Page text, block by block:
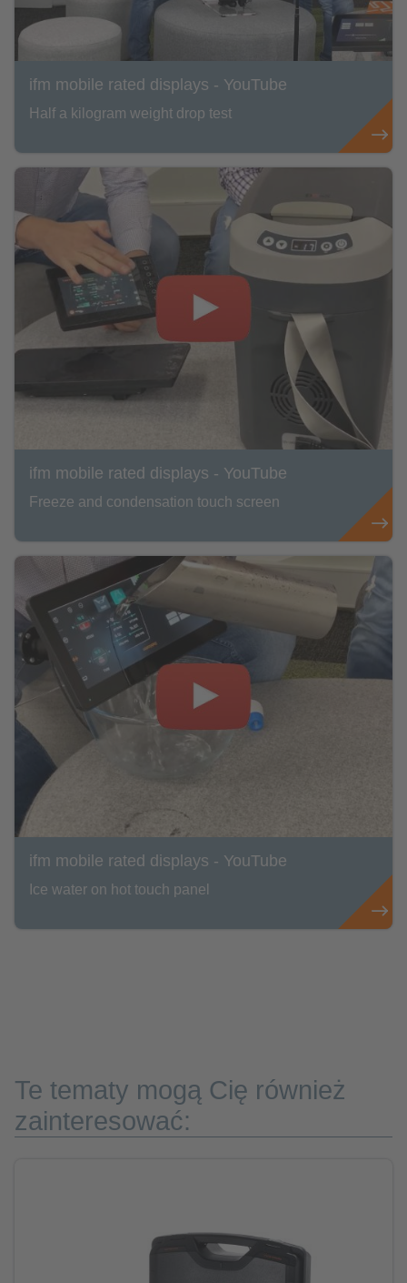
ifm mobile rated displays - YouTube
Half a kilogram weight drop test
ifm mobile rated displays - YouTube
Freeze and condensation touch screen
ifm mobile rated displays - YouTube
Ice water on hot touch panel
Te tematy mogą Cię również
zainteresować: